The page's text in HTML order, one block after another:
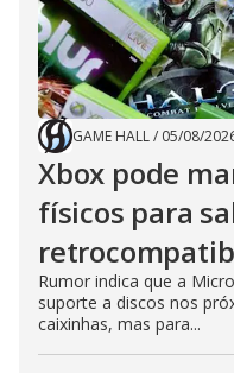
GAME HALL/ 05/08/
Xbox pode
físicos para
Rumor indica que a
suporte a discos nos
caixinhas, mas para...